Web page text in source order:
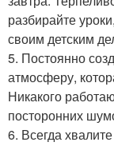
разбирайте
своим детским
5. Постоянно
атмосферу,
Никакого
посторонних
6. Всегда